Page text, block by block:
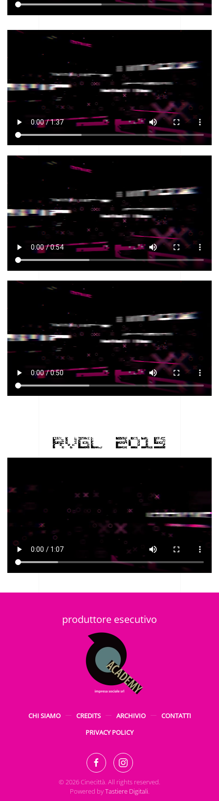
RVGL 2019
produttore esecutivo
CHI SIAMO CREDITS ARCHIVIO
CONTATTI
PRIVACY POLICY
©2026Cinecittà. All rights reserved.
Powered byTastiere Digitali.